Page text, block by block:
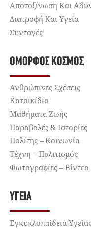
Αποτοξίνωση Και
Διατροφή Και Υγεία
Συνταγές
ΌΜΟΡΦΟΣ ΚΌΣΜΟΣ
Ανθρώπινες Σχέσεις
Κατοικίδια
Μαθήματα Ζωής
Παραβολές & Ιστορίες
Πολίτης – Κοινωνία
Τέχνη – Πολιτισμός
Φωτογραφίες – Βίντεο
ΥΓΕΊΑ
Εγκυκλοπαίδεια Υγείας